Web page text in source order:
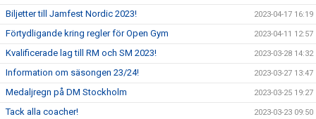
Biljetter till Jamfest Nordic 2023! 2023-04-17 16:19
Förtydligande kring regler för Open Gym 2023-04-11 12:57
Kvalificerade lag till RM och SM 2023! 2023-03-28 14:32
Information om säsongen 23/24! 2023-03-27 13:47
Medaljregn på DM Stockholm 2023-03-25 19:27
Tack alla coacher! 2023-03-23 09:50